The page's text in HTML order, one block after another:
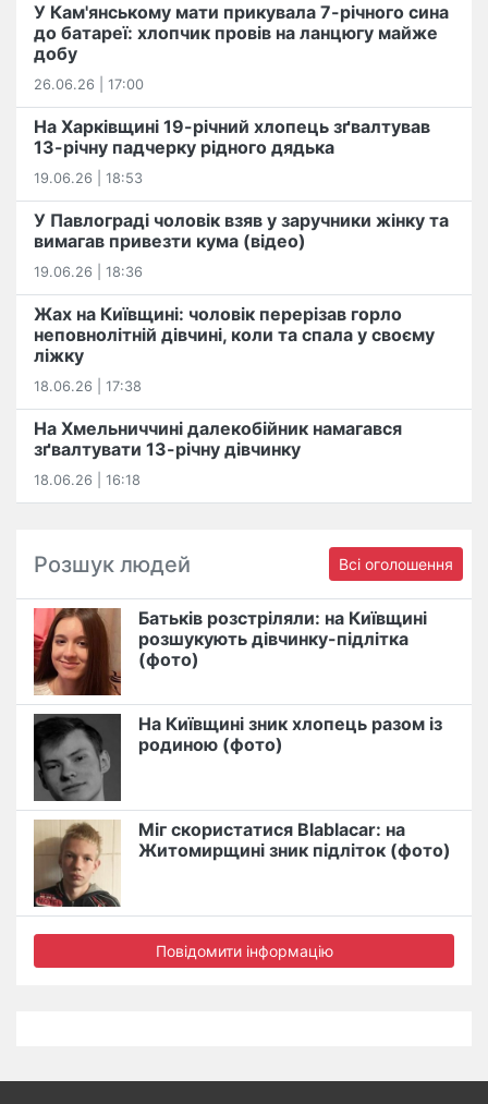
У Кам'янському мати прикувала 7-річного сина
до батареї: хлопчик провів на ланцюгу майже
добу
26.06.26 | 17:00
На Харківщині 19-річний хлопець​ ️зґвалтував
13-річну падчерку рідного дядька
19.06.26 | 18:53
У Павлограді чоловік взяв у заручники жінку та
вимагав привезти кума (відео)
19.06.26 | 18:36
Жах на Київщині: чоловік перерізав горло
неповнолітній дівчині, коли та спала у своєму
ліжку
18.06.26 | 17:38
На Хмельниччині далекобійник намагався
зґвалтувати 13-річну дівчинку
18.06.26 | 16:18
Розшук людей Всі оголошення
Батьків розстріляли: на Київщині
розшукують дівчинку-підлітка
(фото)
На Київщині зник хлопець разом із
родиною (фото)
Міг скористатися Blablacar: на
Житомирщині зник підліток (фото)
Повідомити інформацію